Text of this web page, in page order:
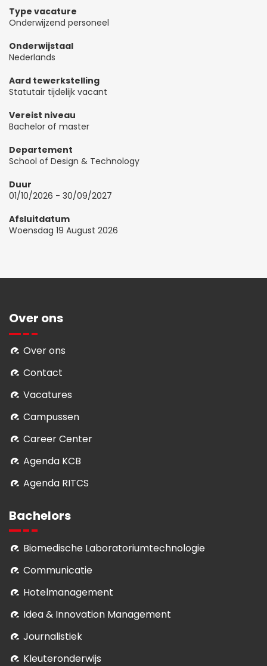
Type vacature
Onderwijzend personeel
Onderwijstaal
Nederlands
Aard tewerkstelling
Statutair tijdelijk vacant
Vereist niveau
Bachelor of master
Departement
School of Design & Technology
Duur
01/10/2026 - 30/09/2027
Afsluitdatum
Woensdag 19 August 2026
Over ons
Over ons
Contact
Vacatures
Campussen
Career Center
Agenda KCB
Agenda RITCS
Bachelors
Biomedische Laboratoriumtechnologie
Communicatie
Hotelmanagement
Idea & Innovation Management
Journalistiek
Kleuteronderwijs